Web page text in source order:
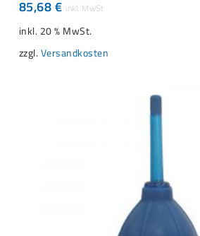
85,68€
inkl. 20 % MwSt.
zzgl. Versandkosten